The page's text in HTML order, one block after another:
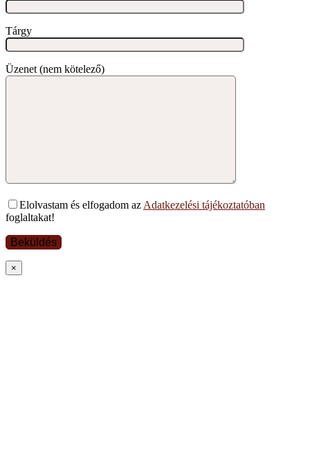
Tárgy
Üzenet (nem kötelező)
Elolvastam és elfogadom az Adatkezelési tájékoztatóban
foglaltakat!
×